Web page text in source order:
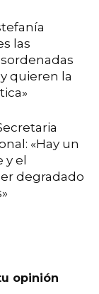
las
quieren la
«Hay un
y el
degradado
opinión